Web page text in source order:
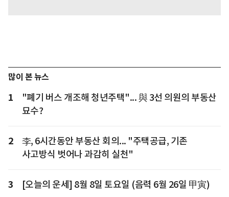
많이 본 뉴스
1
"폐기 버스 개조해 청년주택"... 與 3선 의원의 부동산
묘수?
2
李, 6시간동안 부동산 회의... "주택공급, 기존
사고방식 벗어나 과감히 실천"
3 [오늘의 운세] 8월 8일 토요일 (음력 6월 26일 甲寅)